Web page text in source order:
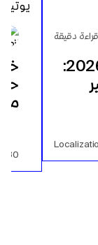
قراءة دقيقة
أفضل مترجم للوثائق في عام 2026:
30 مايو 2024